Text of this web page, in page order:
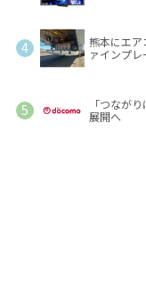
熊本にエア
ァインプレ
「つなが
展開へ